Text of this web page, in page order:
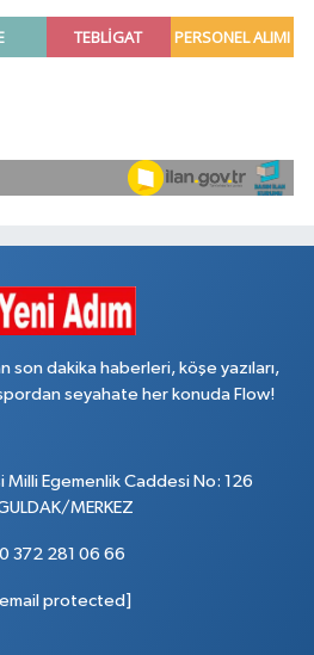
son dakika haberleri, köşe yazıları,
seyahate her konuda Flow!
Milli Egemenlik Caddesi No: 126
MERKEZ
0 372 281 06 66
protected]